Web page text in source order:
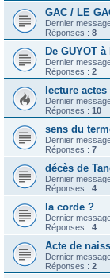
GAC / LE
Dernier
Réponses : 8
De GUYOT
Dernier
Réponses : 2
lecture
Dernier
Réponses : 10
sens du
Dernier
Réponses : 7
décès de
Dernier
Réponses : 4
la corde ?
Dernier
Réponses : 4
Acte de
Dernier
Réponses : 2